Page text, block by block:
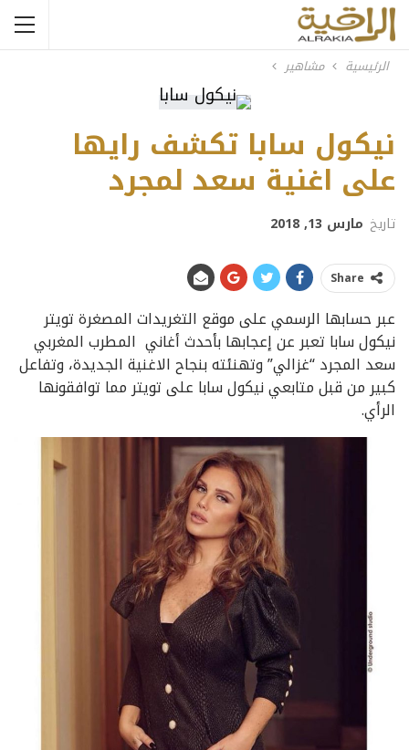
الرئيسية مشاهير
نيكول سابا تكشف رايها
على اغنية سعد لمجرد
تاريخ مارس 13, 2018
Share
عبر حسابها الرسمي على موقع التغريدات المصغرة تويتر
نيكول سابا تعبر عن إعجابها بأحدث أغاني المطرب المغربي
سعد المجرد “غزالي” وتهنئته بنجاح الاغنية الجديدة، وتفاعل
كبير من قبل متابعي نيكول سابا على تويتر مما توافقونها
الرأي.